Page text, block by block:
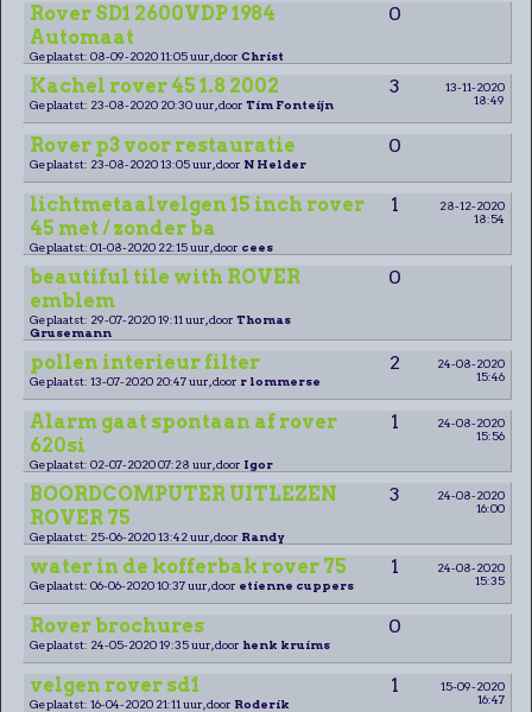
Rover SD1 2600VDP 1984
Automaat
0
Geplaatst: 08-09-2020 11:05 uur, door Christ
Kachel rover 45 1.8 2002 3
13-11-2020
18:49
Geplaatst: 23-08-2020 20:30 uur, door Tim Fonteijn
Rover p3 voor restauratie 0
Geplaatst: 23-08-2020 13:05 uur, door N Helder
lichtmetaalvelgen 15 inch rover
45 met / zonder ba
1
28-12-2020
18:54
Geplaatst: 01-08-2020 22:15 uur, door cees
beautiful tile with ROVER
emblem
0
Geplaatst: 29-07-2020 19:11 uur, door Thomas
Grusemann
pollen interieur filter 2
24-08-2020
15:46
Geplaatst: 13-07-2020 20:47 uur, door r lommerse
Alarm gaat spontaan af rover
620si
1
24-08-2020
15:56
Geplaatst: 02-07-2020 07:28 uur, door Igor
BOORDCOMPUTER UITLEZEN
ROVER 75
3
24-08-2020
16:00
Geplaatst: 25-06-2020 13:42 uur, door Randy
water in de kofferbak rover 75 1
24-08-2020
15:35
Geplaatst: 06-06-2020 10:37 uur, door etienne cuppers
Rover brochures 0
Geplaatst: 24-05-2020 19:35 uur, door henk kruims
velgen rover sd1 1
15-09-2020
16:47
Geplaatst: 16-04-2020 21:11 uur, door Roderik